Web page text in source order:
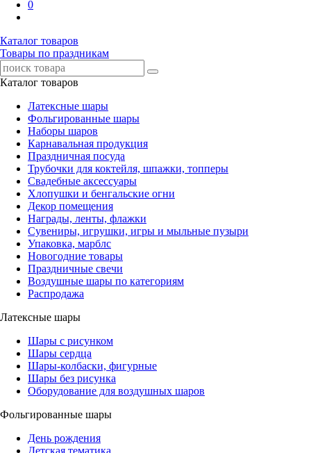
0
Каталог товаров
Товары по праздникам
Каталог товаров
Латексные шары
Фольгированные шары
Наборы шаров
Карнавальная продукция
Праздничная посуда
Трубочки для коктейля, шпажки, топперы
Свадебные аксессуары
Хлопушки и бенгальские огни
Декор помещения
Награды, ленты, флажки
Сувениры, игрушки, игры и мыльные пузыри
Упаковка, марблс
Новогодние товары
Праздничные свечи
Воздушные шары по категориям
Распродажа
Латексные шары
Шары с рисунком
Шары сердца
Шары-колбаски, фигурные
Шары без рисунка
Оборудование для воздушных шаров
Фольгированные шары
День рождения
Детская тематика